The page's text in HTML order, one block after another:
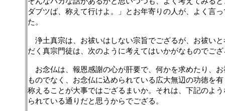
ダブツば、称えて行けよ。」とお年寄りの人が、よく言
た。
浄土真宗は、お祓いはしない宗旨でござるが、お祓い
だく真宗門徒は、次のように考えてはいかがなものでご
お念仏は、報恩感謝の心が肝要で、何かを求めたり、
ものでなく、お念仏に込められている広大無辺の功徳を
称えることが大事ではござるまいか。それは、下記のよ
られている通りだと思うからでござる。